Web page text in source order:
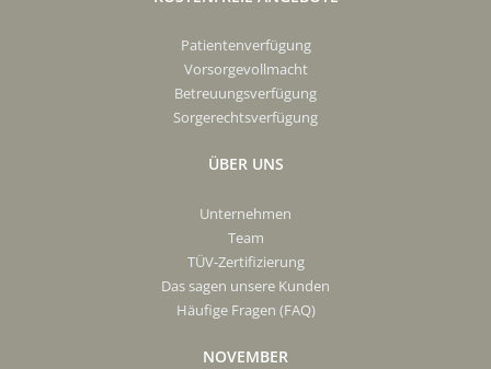
Patientenverfügung
Vorsorgevollmacht
Betreuungsverfügung
Sorgerechtsverfügung
ÜBER UNS
Unternehmen
Team
TÜV-Zertifizierung
Das sagen unsere Kunden
Häufige Fragen (FAQ)
NOVEMBER